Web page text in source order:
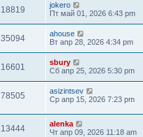
18819
jokero
Пт май 01, 2026 6:43 pm
35094
ahouse
Вт апр 28, 2026 4:34 pm
16601
sbury
Сб апр 25, 2026 5:30 pm
78505
asizintsev
Ср апр 15, 2026 7:23 pm
13444
alenka
Чт апр 09, 2026 11:18 am